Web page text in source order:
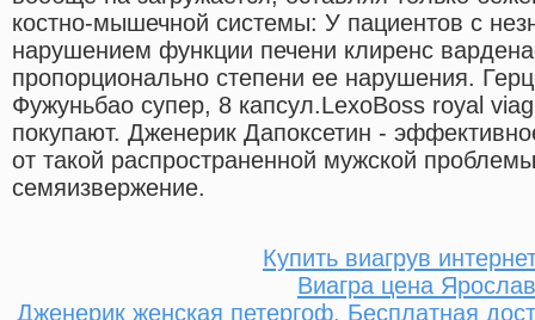
костно-мышечной системы: У пациентов с
нарушением функции печени клиренс
пропорционально степени ее нарушения.
Фужуньбао супер, 8 капсул.LexoBoss royal
покупают. Дженерик Дапоксетин -
от такой распространенной мужской
семяизвержение.
Купить виагрув
Виагра цена
Дженерик женская петергоф. Бесплатная